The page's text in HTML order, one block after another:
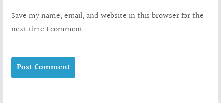
Save my name, email, and website in this browser for the
next time I comment.